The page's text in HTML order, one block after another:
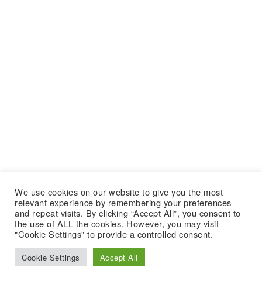
We use cookies on our website to give you the most
relevant experience by remembering your preferences
and repeat visits. By clicking “Accept All”, you consent to
the use of ALL the cookies. However, you may visit
"Cookie Settings" to provide a controlled consent.
Cookie Settings Accept All